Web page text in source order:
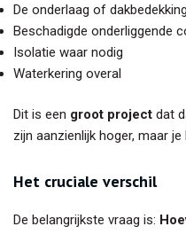
De onderlaag of dakbedekking
Beschadigde onderliggende
Isolatie waar nodig
Waterkering overal
Dit is een groot project dat
zijn aanzienlijk hoger, maar
Het cruciale verschil
De belangrijkste vraag is: